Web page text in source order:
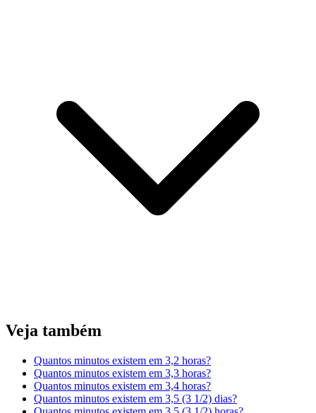
Veja também
Quantos minutos existem em 3,2 horas?
Quantos minutos existem em 3,3 horas?
Quantos minutos existem em 3,4 horas?
Quantos minutos existem em 3,5 (3 1/2) dias?